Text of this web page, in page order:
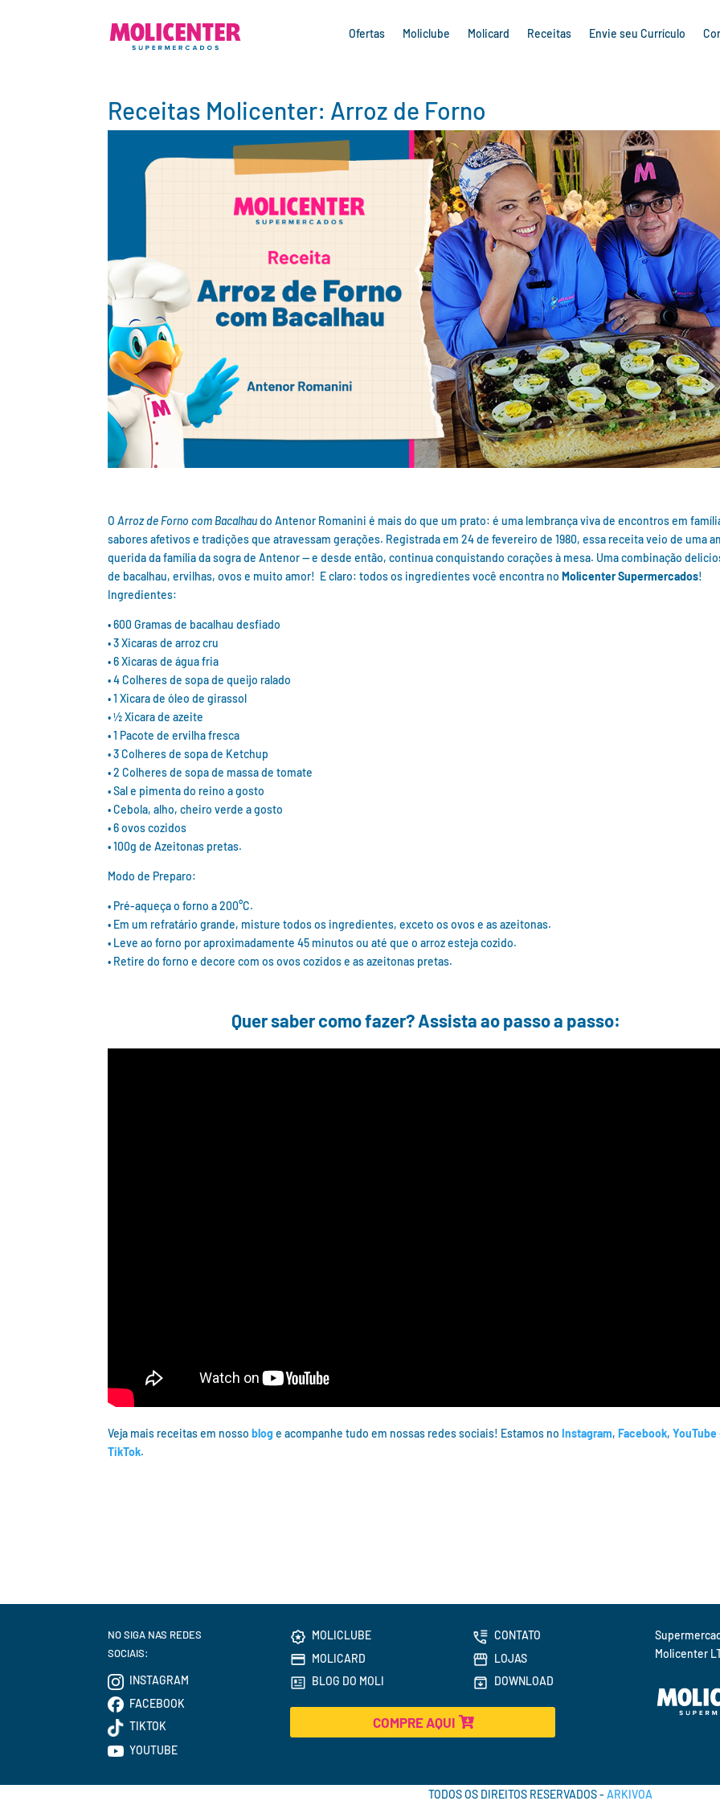
Ofertas Moliclube Molicard Receitas Envie seu Currículo
Receitas Molicenter: Arroz de Forno
OArroz de Forno com Bacalhaudo Antenor Romanini é mais do que um prato: é uma lembrança viva de encontros em
sabores afetivos e tradições que atravessam gerações. Registrada em 24 de fevereiro de 1980, essa receita veio de uma
querida da família da sogra de Antenor — e desde então, continua conquistando corações à mesa. Uma combinação
de bacalhau, ervilhas, ovos e muito amor! E claro: todos os ingredientes você encontra noMolicenter Supermercados!
Ingredientes:
• 600 Gramas de bacalhau desfiado
• 3 Xicaras de arroz cru
• 6 Xicaras de água fria
• 4 Colheres de sopa de queijo ralado
• 1 Xicara de óleo de girassol
• ½ Xicara de azeite
• 1 Pacote de ervilha fresca
• 3 Colheres de sopa de Ketchup
• 2 Colheres de sopa de massa de tomate
• Sal e pimenta do reino a gosto
• Cebola, alho, cheiro verde a gosto
• 6 ovos cozidos
• 100g de Azeitonas pretas.
Modo de Preparo:
• Pré-aqueça o forno a 200°C.
• Em um refratário grande, misture todos os ingredientes, exceto os ovos e as azeitonas.
• Leve ao forno por aproximadamente 45 minutos ou até que o arroz esteja cozido.
• Retire do forno e decore com os ovos cozidos e as azeitonas pretas.
Quer saber como fazer? Assista ao passo a passo:
Veja mais receitas em nossoblog e acompanhe tudo em nossas redes sociais! Estamos noInstagram,Facebook,YouTube
TikTok.
NO SIGA NAS REDES
SOCIAIS:
INSTAGRAM
FACEBOOK
TIKTOK
YOUTUBE
MOLICLUBE
MOLICARD
BLOG DO MOLI
COMPRE AQUI
CONTATO
LOJAS
DOWNLOAD
Molicenter
TODOS OS DIREITOS RESERVADOS - ARKIVOA